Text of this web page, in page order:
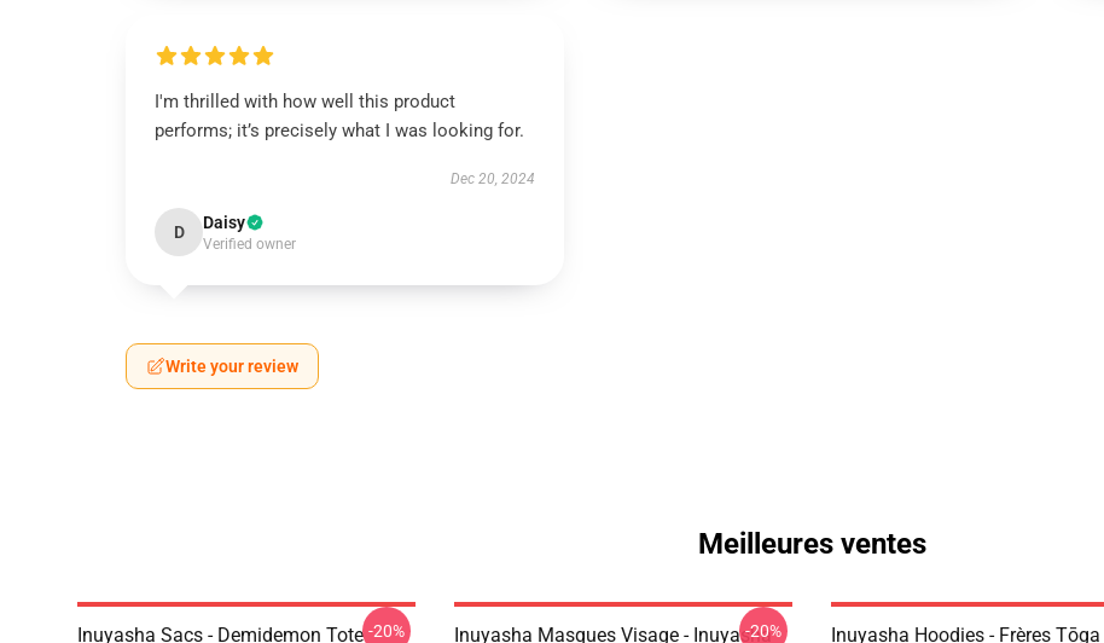
I'm thrilled with how well this product
performs; it’s precisely what I was looking for.
Dec 20, 2024
D Daisy
Verified owner
Write your review
Meilleures ventes
Inuyasha Sacs - Demidemon Tote -20%
Inuyasha Masques Visage - Inuyasha
-20%
Inuyasha Hoodies - Frères Tōga